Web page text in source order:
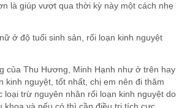
là giúp vượt qua thời kỳ này một cách nhẹ
ở độ tuổi sinh sản, rối loạn kinh nguyệt
của Thu Hương, Minh Hạnh như ở trên hay
kinh nguyệt, tốt nhất, chị em nên đi thăm
loại trừ nguyên nhân rối loạn kinh nguyệt do